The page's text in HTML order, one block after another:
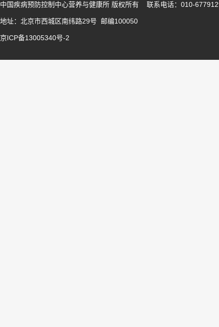
中国疾病预防控制中心营养与健康所 版权所有 联系电话：010-
地址：北京市西城区南纬路29号 邮编100050
京ICP备13005340号-2